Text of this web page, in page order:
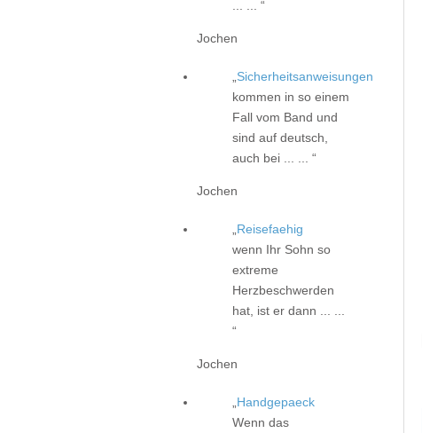
Jochen
Sicherheitsanweisungen
kommen in so einem
Fall vom Band und
sind auf deutsch,
auch bei ... ...
Jochen
Reisefaehig
wenn Ihr Sohn so
extreme
Herzbeschwerden
hat, ist er dann ... ...
Jochen
Handgepaeck
Wenn das